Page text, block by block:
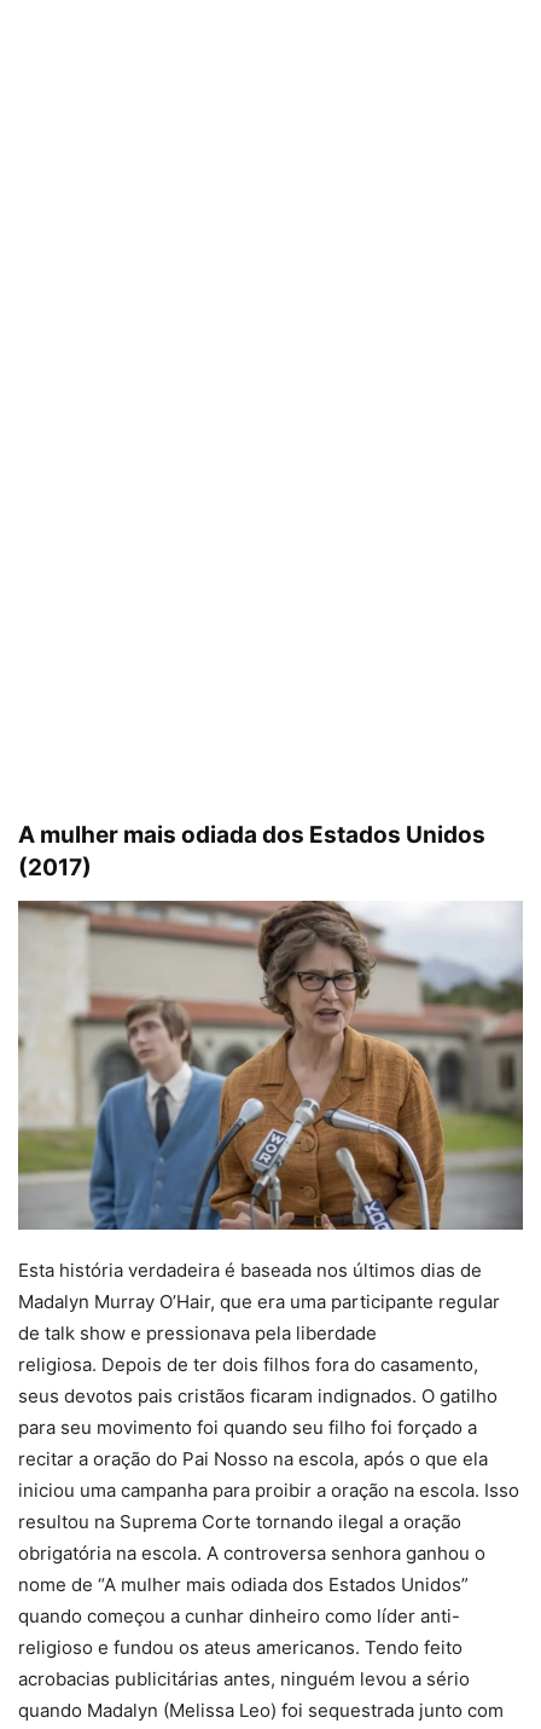
A mulher mais odiada dos Estados Unidos
(2017)
Esta história verdadeira é baseada nos últimos dias de
Madalyn Murray O’Hair, que era uma participante regular
de talk show e pressionava pela liberdade
religiosa. Depois de ter dois filhos fora do casamento,
seus devotos pais cristãos ficaram indignados. O gatilho
para seu movimento foi quando seu filho foi forçado a
recitar a oração do Pai Nosso na escola, após o que ela
iniciou uma campanha para proibir a oração na escola. Isso
resultou na Suprema Corte tornando ilegal a oração
obrigatória na escola. A controversa senhora ganhou o
nome de “A mulher mais odiada dos Estados Unidos”
quando começou a cunhar dinheiro como líder anti-
religioso e fundou os ateus americanos. Tendo feito
acrobacias publicitárias antes, ninguém levou a sério
quando Madalyn (Melissa Leo) foi sequestrada junto com